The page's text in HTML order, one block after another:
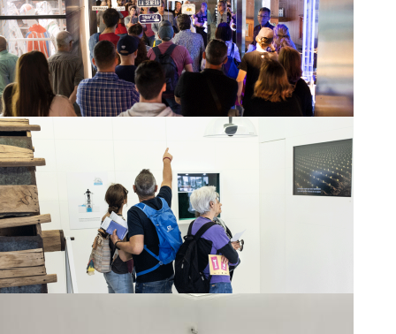
Visita guiada a "La ciutat: global i local"